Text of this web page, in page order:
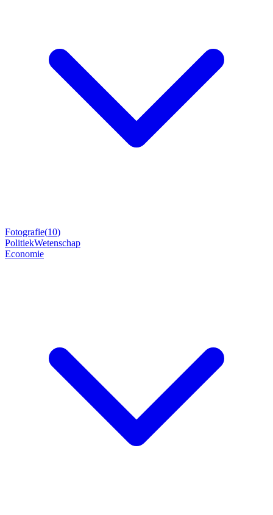
Fotografie(10)
PolitiekWetenschap
Economie